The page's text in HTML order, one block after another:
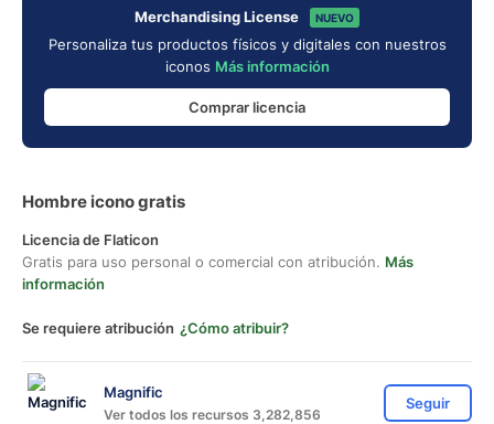
Merchandising License NUEVO
Personaliza tus productos físicos y digitales con nuestros
iconos Más información
Comprar licencia
Hombre icono gratis
Licencia de Flaticon
Gratis para uso personal o comercial con atribución. Más
información
Se requiere atribución ¿Cómo atribuir?
Magnific
Ver todos los recursos 3,282,856
Seguir